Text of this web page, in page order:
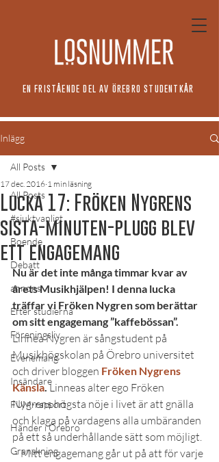
EN FRISTÅENDE DEL AV ÖREBRO STUDENTKÅR
Inlägg
All Posts
#sjuktvanligt
Boende
Debatt
annons
Efter studierna
Föreningsliv
Evenemang
Insändare
FUM-rapport
Händer i Örebro
Granskning
All Posts
Lucka 17: Fröken Nygrens
sista-minuten-plugg blev
ett engagemang
17 dec. 2016 1 min läsning
Nu är det inte många timmar kvar av
årets Musikhjälpen! I denna lucka
träffar vi Fröken Nygren som berättar
om sitt engagemang ”kaffebössan”.
Linnea Nygren är sångstudent på
Musikhögskolan på Örebro universitet
och driver bloggen Fröken Nygrens
Känsla. Linneas alter ego Fröken
Nygrens högsta nöje i livet är att gnälla
och klaga på vardagens alla umbäranden
på ett så underhållande sätt som möjligt.
– Mitt engagemang går ut på att för varje